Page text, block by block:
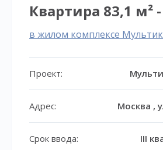
Квартира 83,1 м²
в жилом комплексе
Проект:
Адрес: Москва ,
Срок ввода: III